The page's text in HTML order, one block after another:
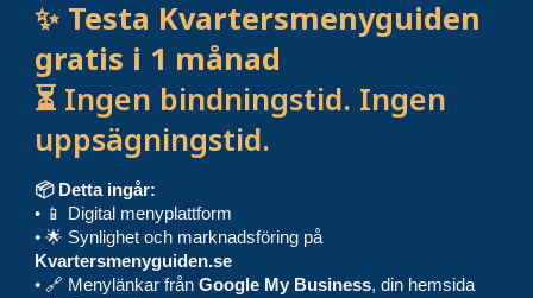
✨ Testa Kvartersmenyguiden
gratis i 1 månad
⏳ Ingen bindningstid. Ingen
uppsägningstid.
📦 Detta ingår:
• 📱 Digital menyplattform
• 🌟 Synlighet och marknadsföring på
Kvartersmenyguiden.se
• 🔗 Menylänkar frånGoogle My Business, din hemsida